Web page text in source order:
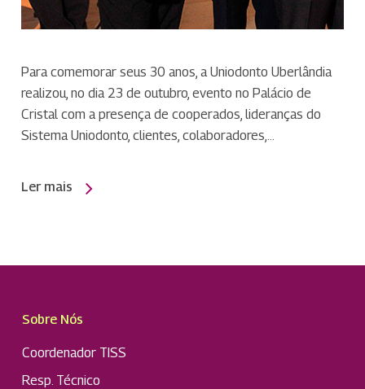
Para comemorar seus 30 anos, a Uniodonto Uberlândia
realizou, no dia 23 de outubro, evento no Palácio de
Cristal com a presença de cooperados, lideranças do
Sistema Uniodonto, clientes, colaboradores,…
Ler mais
Sobre Nós
Coordenador TISS
Resp. Técnico